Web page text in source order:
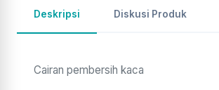
Deskripsi Diskusi Produk
Cairan pembersih kaca